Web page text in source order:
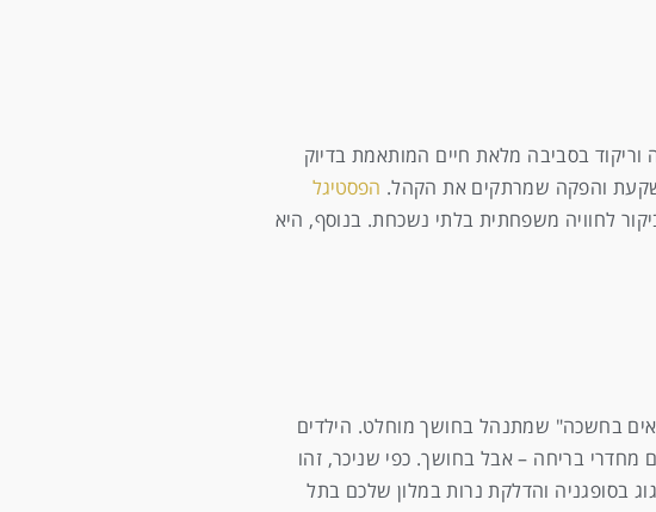
בסביבה מלאת חיים המותאמת בדיוק
והפקה שמרתקים את הקהל. הפסטיגל
לחוויה משפחתית בלתי נשכחת. בנוסף, היא
בחשכה" שמתנהל בחושך מוחלט. הילדים
בריחה – אבל בחושך. כפי שניכר, זהו
בסופגניה והדלקת נרות במלון שלכם בתל